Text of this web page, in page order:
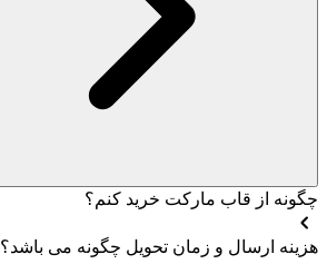
چگونه از قاب مارکت خرید کنم؟
هزینه ارسال و زمان تحویل چگونه می باشد؟